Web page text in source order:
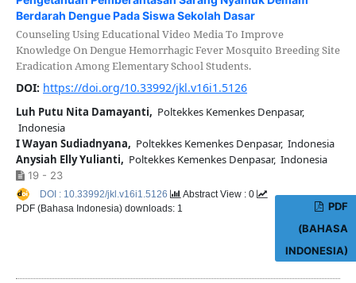
Berdarah Dengue Pada Siswa Sekolah Dasar
Counseling Using Educational Video Media To Improve
Knowledge On Dengue Hemorrhagic Fever Mosquito Breeding Site
Eradication Among Elementary School Students.
DOI: https://doi.org/10.33992/jkl.v16i1.5126
Luh Putu Nita Damayanti, Poltekkes Kemenkes Denpasar,
Indonesia
I Wayan Sudiadnyana, Poltekkes Kemenkes Denpasar, Indonesia
Anysiah Elly Yulianti, Poltekkes Kemenkes Denpasar, Indonesia
19 - 23
PDF
(BAHASA
INDONESIA)
DOI : 10.33992/jkl.v16i1.5126
Abstract View : 0
PDF (Bahasa Indonesia) downloads: 1